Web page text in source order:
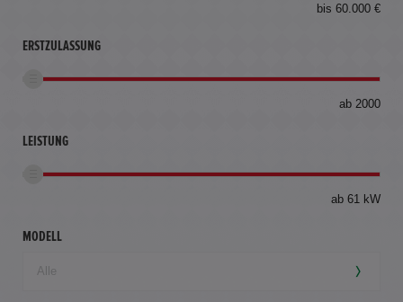
bis 60.000 €
ERSTZULASSUNG
ab 2000
LEISTUNG
ab 61 kW
MODELL